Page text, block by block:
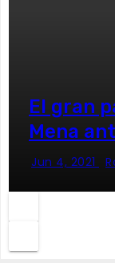
El gran
Mena
Jun 4, 2021